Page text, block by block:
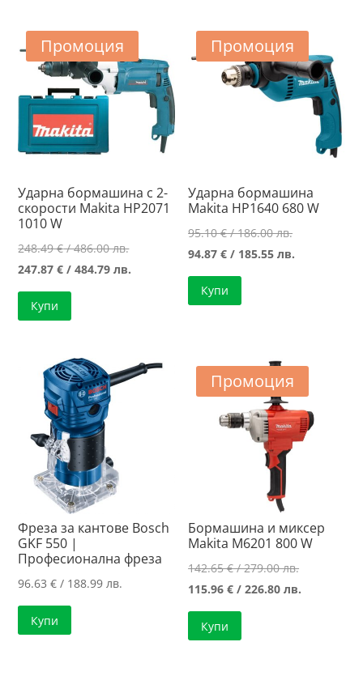
Промоция
Ударна бормашина с 2-
скорости Makita HP2071
1010 W
248.49€/ 486.00 лв.Original
price
247.87€ / 484.79 лв.
484.79 лв..
Купи
Промоция
Ударна бормашина
Makita HP1640 680 W
95.10€/ 186.00 лв.Original
price
94.87€ / 185.55 лв.
Купи
Фреза за кантове Bosch
GKF 550 |
Професионална фреза
96.63€ / 188.99 лв.
Купи
Промоция
Бормашина и миксер
Makita M6201 800 W
142.65€/ 279.00 лв.Original
price
115.96€ / 226.80 лв.
Купи